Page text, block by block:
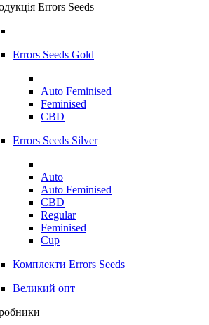
Errors Seeds
Errors Seeds Gold
Auto Feminised
Feminised
CBD
Errors Seeds Silver
Auto
Auto Feminised
CBD
Regular
Feminised
Cup
Комплекти Errors Seeds
Великий опт